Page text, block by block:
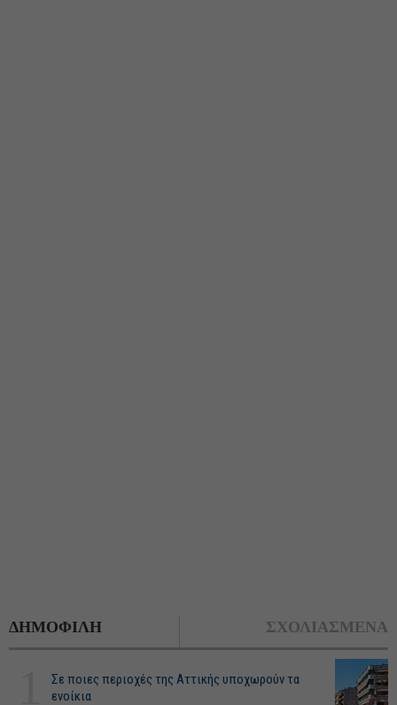
ΔΗΜΟΦΙΛΗ ΣΧΟΛΙΑΣΜΕΝΑ
Σε ποιες περιοχές της Αττικής υποχωρούν τα
ενοίκια